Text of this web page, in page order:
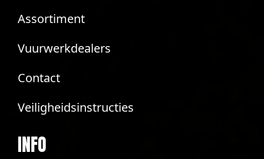
Assortiment
Vuurwerkdealers
Contact
Veiligheidsinstructies
INFO